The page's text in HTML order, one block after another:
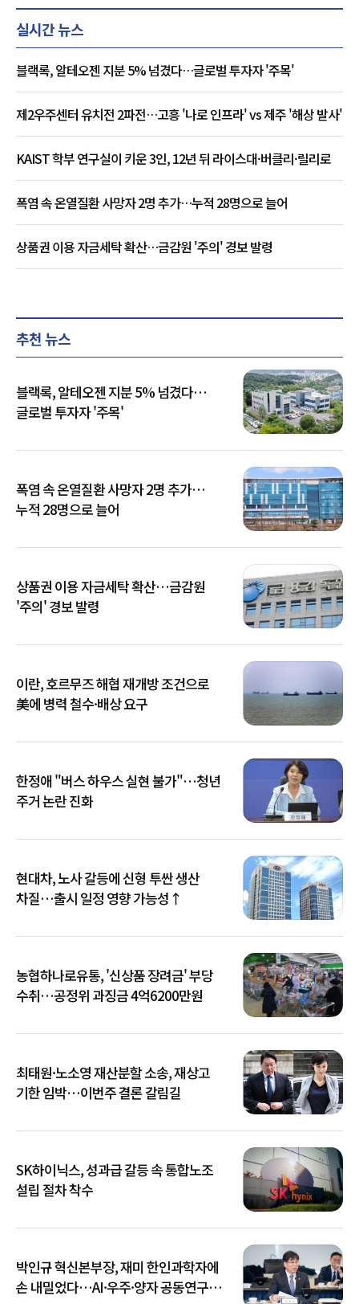
실시간 뉴스
블랙록, 알테오젠 지분 5% 넘겼다…글로벌 투자자 '주목'
제2우주센터 유치전 2파전…고흥 '나로 인프라' vs 제주 '해상 발사'
KAIST 학부 연구실이 키운 3인, 12년 뒤 라이스대·버클리·릴리로
폭염 속 온열질환 사망자 2명 추가…누적 28명으로 늘어
상품권 이용 자금세탁 확산…금감원 '주의' 경보 발령
추천 뉴스
블랙록, 알테오젠 지분 5% 넘겼다…
글로벌 투자자 '주목'
폭염 속 온열질환 사망자 2명 추가…
누적 28명으로 늘어
상품권 이용 자금세탁 확산…금감원
'주의' 경보 발령
이란, 호르무즈 해협 재개방 조건으로
美에 병력 철수·배상 요구
한정애 "버스 하우스 실현 불가"…청년
주거 논란 진화
현대차, 노사 갈등에 신형 투싼 생산
차질…출시 일정 영향 가능성↑
농협하나로유통, '신상품 장려금' 부당
수취…공정위 과징금 4억6200만원
최태원·노소영 재산분할 소송, 재상고
기한 임박…이번주 결론 갈림길
SK하이닉스, 성과급 갈등 속 통합노조
설립 절차 착수
박인규 혁신본부장, 재미 한인과학자에
손 내밀었다…AI·우주·양자 공동연구